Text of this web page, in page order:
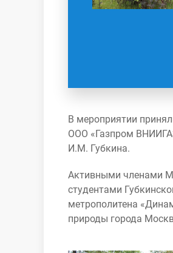
В мероприятии
ООО «Газпром
И.М. Губкина.
Активными членами
студентами
метрополитена
природы города